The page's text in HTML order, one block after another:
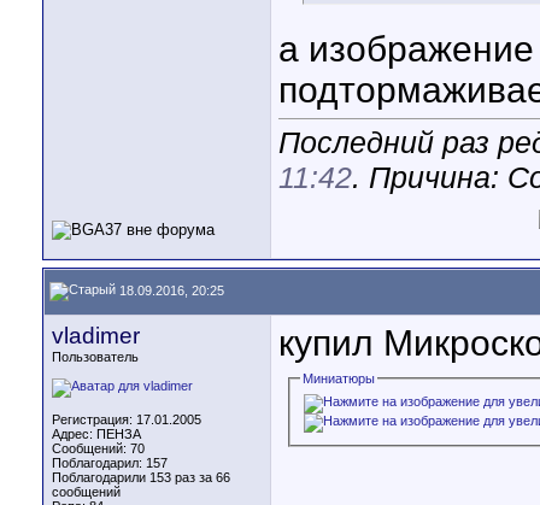
а
Последний раз
11:42. Причина:
18.09.2016, 20:25
vladimer
Пользователь
Регистрация: 17.01.2005
Адрес: ПЕНЗА
Сообщений: 70
Поблагодарил: 157
Поблагодарили 153 раз за 66
сообщений
купил
Миниатюры